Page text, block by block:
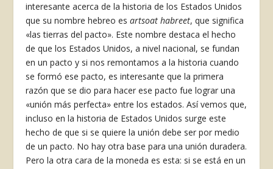
interesante acerca de la historia de los Estados Unidos
que su nombre hebreo esartsoat habreet, que significa
«las tierras del pacto». Este nombre destaca el hecho
de que los Estados Unidos, a nivel nacional, se fundan
en un pacto y si nos remontamos a la historia cuando
se formó ese pacto, es interesante que la primera
razón que se dio para hacer ese pacto fue lograr una
«unión más perfecta» entre los estados. Así vemos que,
incluso en la historia de Estados Unidos surge este
hecho de que si se quiere la unión debe ser por medio
de un pacto. No hay otra base para una unión duradera.
Pero la otra cara de la moneda es esta: si se está en un